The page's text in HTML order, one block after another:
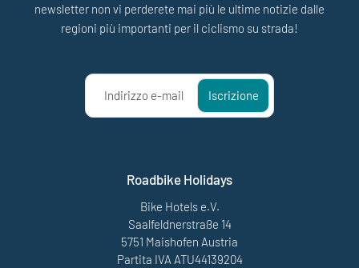
newsletter non vi perderete mai più le ultime notizie dalle
regioni più importanti per il ciclismo su strada!
Indirizzo e-mail Iscrizione
Roadbike Holidays
Bike Hotels e.V.
Saalfeldnerstraße 14
5751 Maishofen Austria
Partita IVA ATU44139204